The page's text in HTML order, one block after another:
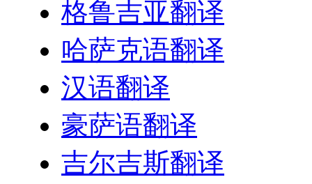
格鲁吉亚翻译
哈萨克语翻译
汉语翻译
豪萨语翻译
吉尔吉斯翻译